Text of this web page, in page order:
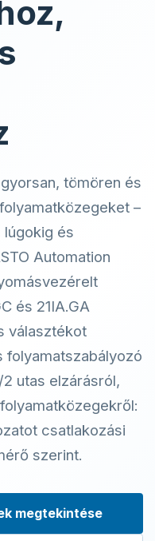
tömören és
–
lúgokig és
Automation
és 21IA.GA
választékot
folyamatszabályozó
utas elzárásról,
csatlakozási
szerint.
megtekintése